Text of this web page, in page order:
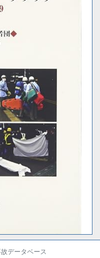
データベース